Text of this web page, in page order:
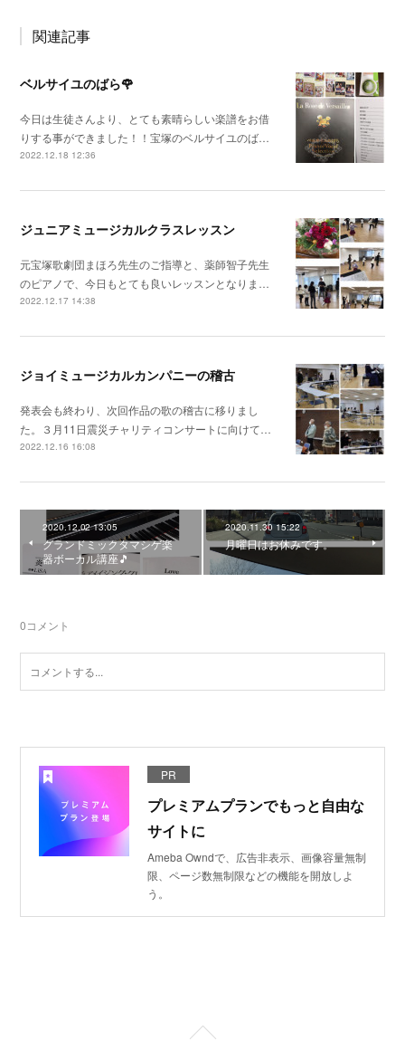
関連記事
ベルサイユのばら🌹
今日は生徒さんより、とても素晴らしい楽譜をお借
りする事ができました！！宝塚のベルサイユのば…
2022.12.18 12:36
ジュニアミュージカルクラスレッスン
元宝塚歌劇団まほろ先生のご指導と、薬師智子先生
のピアノで、今日もとても良いレッスンとなりま…
2022.12.17 14:38
ジョイミュージカルカンパニーの稽古
発表会も終わり、次回作品の歌の稽古に移りまし
た。３月11日震災チャリティコンサートに向けて…
2022.12.16 16:08
2020.12.02 13:05
グランドミックタマシゲ楽
器ボーカル講座🎵
2020.11.30 15:22
月曜日はお休みです。
0コメント
PR
プレミアムプランでもっと自由な
サイトに
Ameba Owndで、広告非表示、画像容量無制
限、ページ数無制限などの機能を開放しよ
う。